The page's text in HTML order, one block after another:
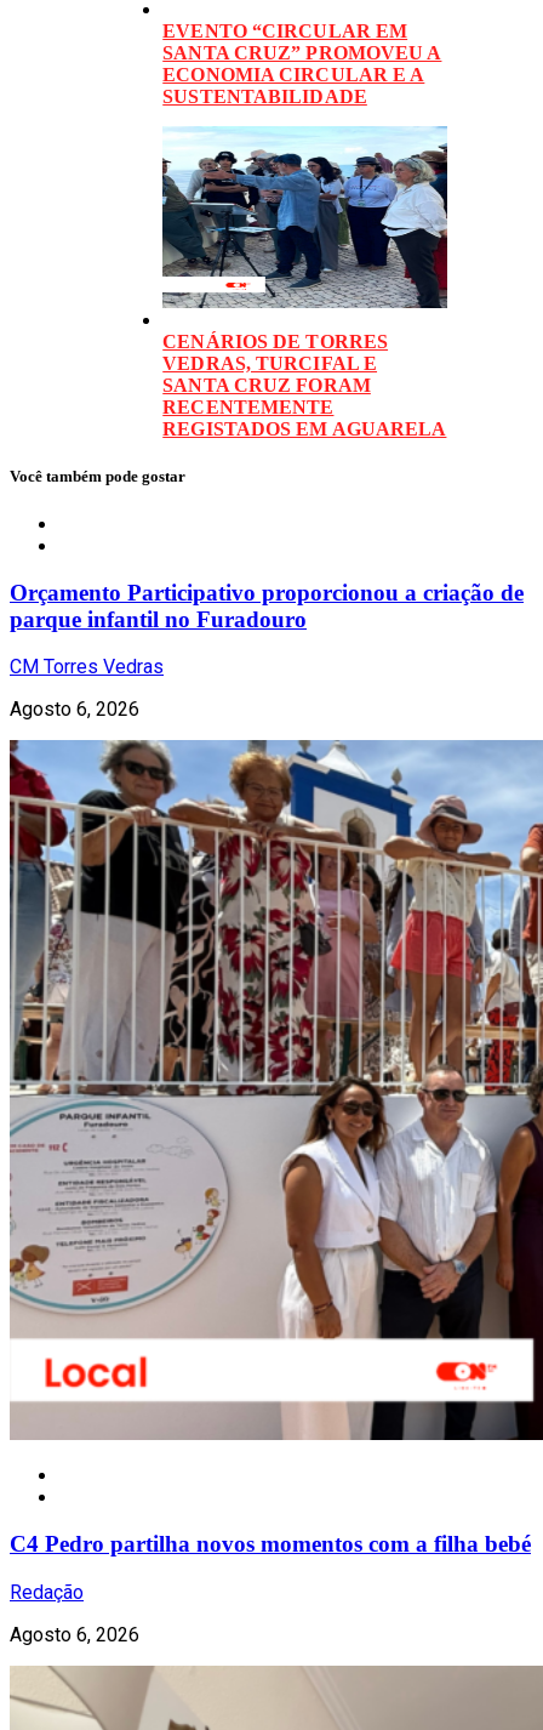
EVENTO “CIRCULAR EM
SANTA CRUZ” PROMOVEU A
ECONOMIA CIRCULAR E A
SUSTENTABILIDADE
CENÁRIOS DE TORRES
VEDRAS, TURCIFAL E
SANTA CRUZ FORAM
RECENTEMENTE
REGISTADOS EM AGUARELA
Você também pode gostar
Orçamento Participativo proporcionou a criação de
parque infantil no Furadouro
CM Torres Vedras
Agosto 6, 2026
C4 Pedro partilha novos momentos com a filha bebé
Redação
Agosto 6, 2026